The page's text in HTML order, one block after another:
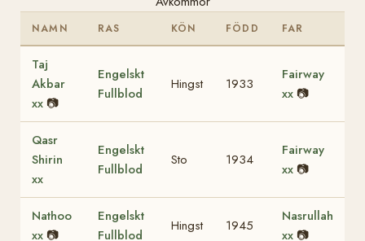
NAMN RAS KÖN FÖDD FAR
Taj
Akbar
xx 📷
Engelskt
Fullblod
Hingst 1933
Fairway
xx 📷
Qasr
Shirin
xx
Engelskt
Fullblod
Sto 1934
Fairway
xx 📷
Nathoo
xx 📷
Engelskt
Fullblod
Hingst 1945
Nasrullah
xx 📷